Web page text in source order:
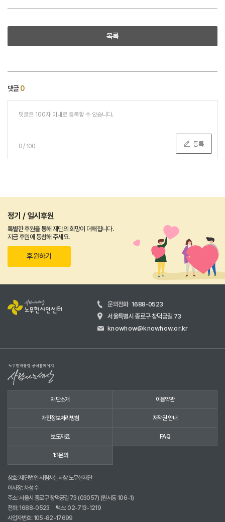
목록
댓글0
0/ 100 등록
정기 / 일시후원
특별한 후원을 통해 재단의 희망이 더해집니다.
지금 후원에 동참해 주세요.
후원하기
문의전화 1688-0523
서울특별시 종로구 창덕궁길 73
knowhow@knowhow.or.kr
재단소개 이용약관
개인정보처리방침 저작권 안내
보도자료 FAQ
1:1문의
상호: 재단법인 사람사는세상 노무현재단
이사장: 차성수
주소: 서울시 종로구 창덕궁길 73 (03057) (원서동 106-1)
전화:1688-0523
팩스: 02-713-1219
사업자번호: 105-82-17699